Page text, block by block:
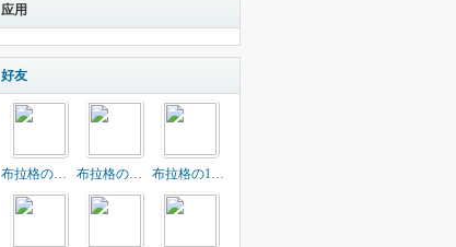
应用
好友
布拉格の小乖姐 布拉格の转身 布拉格の17刀